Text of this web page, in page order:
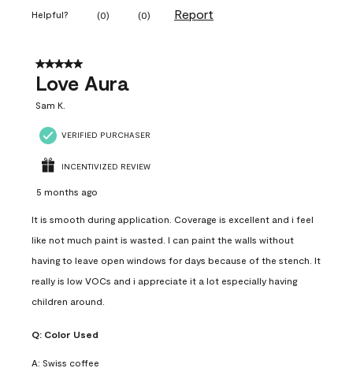
Helpful? (0) (0) Report
5 out of 5 stars.
Love Aura
Sam K.
VERIFIED PURCHASER
INCENTIVIZED REVIEW
5 months ago
It is smooth during application. Coverage is excellent and i feel
like not much paint is wasted. I can paint the walls without
having to leave open windows for days because of the stench. It
really is low VOCs and i appreciate it a lot especially having
children around.
Q: Color Used
A: Swiss coffee